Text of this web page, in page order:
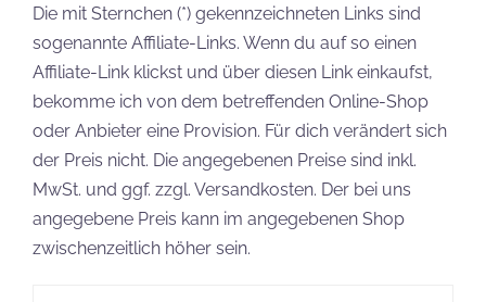
Die mit Sternchen (*) gekennzeichneten Links sind
sogenannte Affiliate-Links. Wenn du auf so einen
Affiliate-Link klickst und über diesen Link einkaufst,
bekomme ich von dem betreffenden Online-Shop
oder Anbieter eine Provision. Für dich verändert sich
der Preis nicht. Die angegebenen Preise sind inkl.
MwSt. und ggf. zzgl. Versandkosten. Der bei uns
angegebene Preis kann im angegebenen Shop
zwischenzeitlich höher sein.